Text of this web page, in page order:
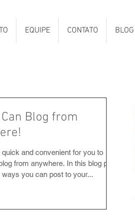
EQUIPE CONTATO BLOG
Can Blog from
quick and convenient for you to
from anywhere. In this blog post
ways you can post to your...